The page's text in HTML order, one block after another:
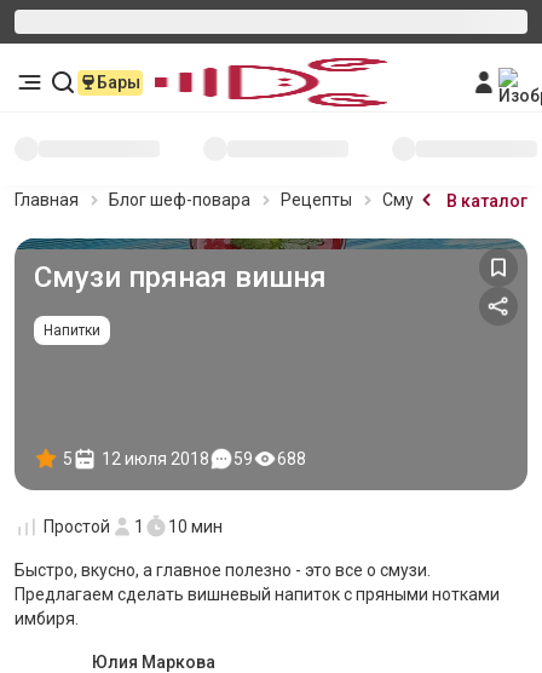
Бары
Главная Блог шеф-повара Рецепты Смузи пряная
В каталог
Смузи пряная вишня
Напитки
5 12 июля 2018 59 688
Простой 1 10 мин
Быстро, вкусно, а главное полезно - это все о смузи.
Предлагаем сделать вишневый напиток с пряными нотками
имбиря.
Юлия Маркова